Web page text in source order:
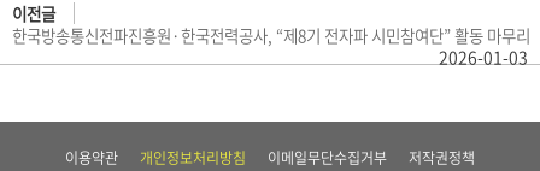
이전글
한국방송통신전파진흥원·한국전력공사, “제8기 전자파 시민참여단” 활동 마무리
2026-01-03
이용약관 개인정보처리방침 이메일무단수집거부
저작권정책